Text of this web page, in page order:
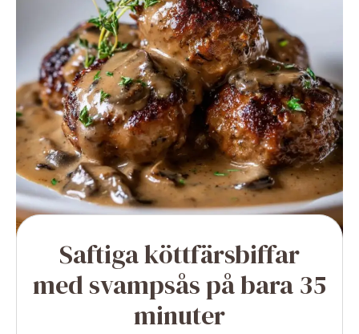
Saftiga köttfärsbiffar
med svampsås på bara 35
minuter